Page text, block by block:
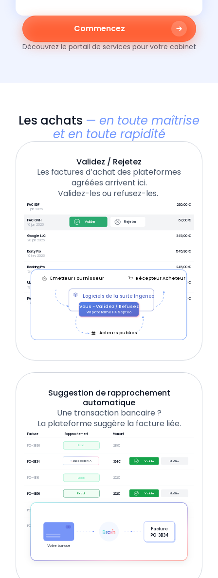
Commencez
Découvrez le portail de services pour votre cabinet
Les achats — en toute maîtrise
et en toute rapidité
Validez / Rejetez
Les factures d’achat des plateformes
agréées arrivent ici.
Validez-les ou refusez-les.
FAC EDF
11 jan 2026
230,00 €
FAC OVH
16 jan 2026
Valider Rejeter 67,00 €
Google LLC
20 jan 2026
345,00 €
Darty Pro
10 fev 2026
545,90 €
Booking Pro
13 fev 2026
245,00 €
Uber LLC
19 fev 2026
54,76 €
FAC EDF 20251211
11 déc 2025
+1 000,00 €
Émetteur Fournisseur Récepteur Acheteur
Logiciels de la suite Ingeneo
Vous - Validez / Refusez
via plateforme PA Septeo
Acteurs publics
Suggestion de rapprochement
automatique
Une transaction bancaire ?
La plateforme suggère la facture liée.
Facture Rapprochement Montant
PO-3B30 Exact 289€
PO-3B34 Suggestion IA 324€ Valider Modifier
PO-4B10 Exact 252€
PO-4B50 Exact 252€ Valider Modifier
PO-4B55
PO-5B10
Votre banque
Facture
PO-3B34